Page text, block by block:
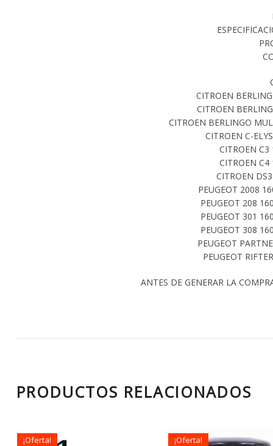
CITROEN
CITROEN
CITROEN BERLINGO
CITROEN C-
CITROEN
CITROEN
CITROEN
PEUGEOT 2008
PEUGEOT 208
PEUGEOT 301
PEUGEOT 308
PEUGEOT
PEUGEOT
ANTES DE GENERAR LA
PRODUCTOS RELACIONADOS
¡Oferta! ¡Oferta!